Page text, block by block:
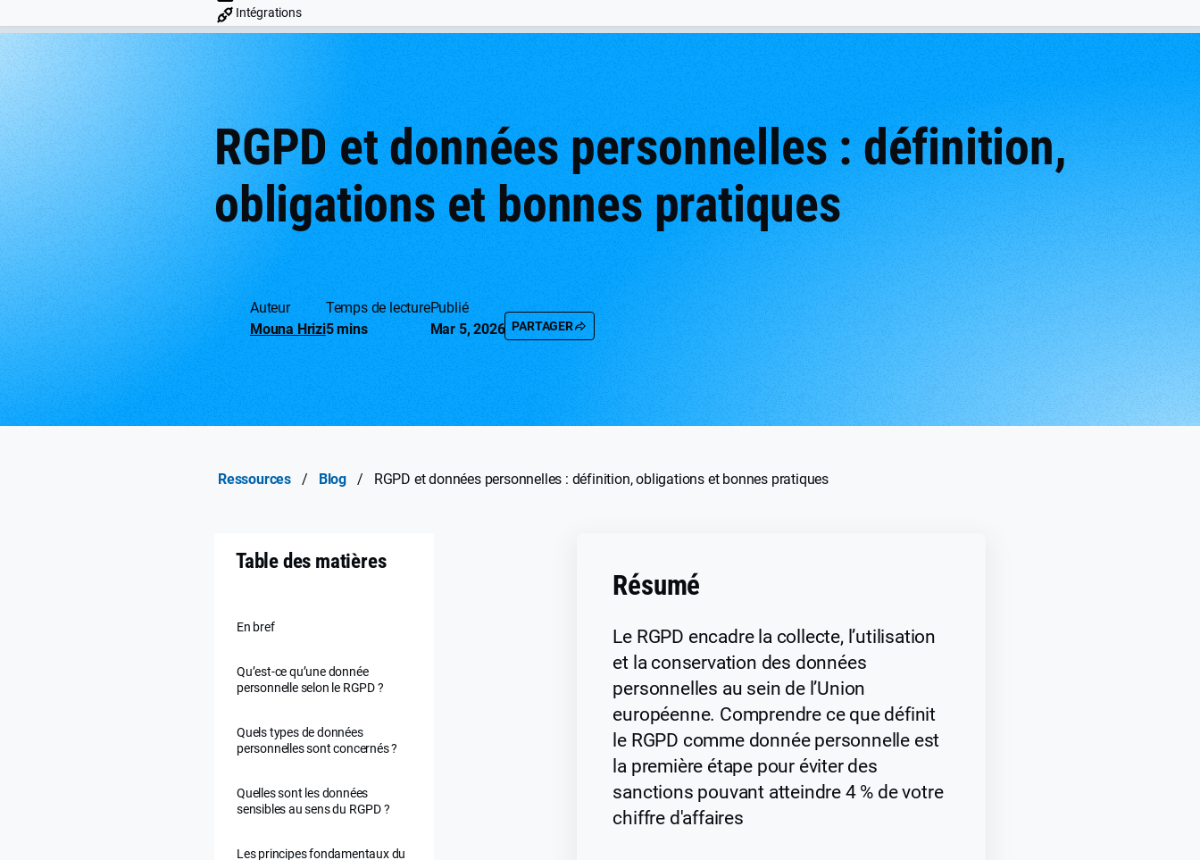
Intégrations
RGPD et données personnelles : définition,
obligations et bonnes pratiques
Auteur
Mouna Hrizi
Temps de lecture
5 mins
Publié
Mar 5, 2026 PARTAGER
Ressources / Blog / RGPD et données personnelles : définition, obligations et bonnes pratiques
Table des matières
En bref
Qu’est-ce qu’une donnée
personnelle selon le RGPD ?
Quels types de données
personnelles sont concernés ?
Quelles sont les données
sensibles au sens du RGPD ?
Les principes fondamentaux du
Résumé
Le RGPD encadre la collecte, l’utilisation
et la conservation des données
personnelles au sein de l’Union
européenne. Comprendre ce que définit
le RGPD comme donnée personnelle est
la première étape pour éviter des
sanctions pouvant atteindre 4 % de votre
chiffre d'affaires